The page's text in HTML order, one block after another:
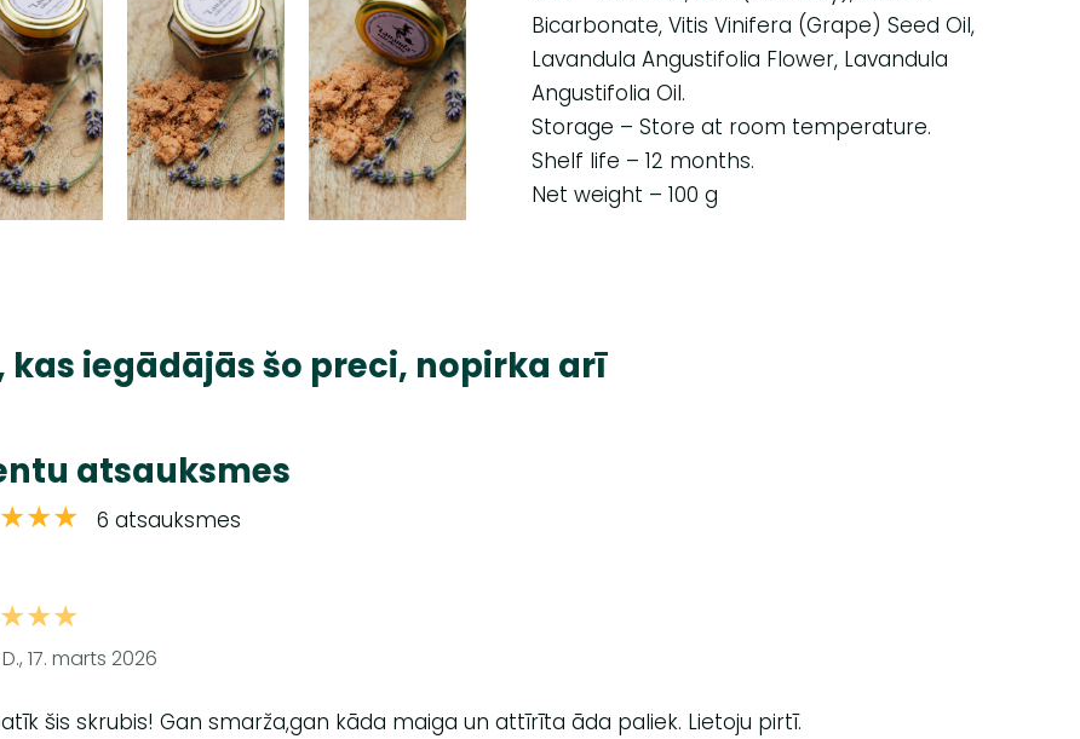
Bicarbonate, Vitis Vinifera (Grape) Seed Oil,
Lavandula Angustifolia Flower, Lavandula
Angustifolia Oil.
Storage – Store at room temperature.
Shelf life – 12 months.
Net weight – 100 g
kas iegādājās šo preci, nopirka arī
atsauksmes
6 atsauksmes
17. marts 2026
šis skrubis! Gan smarža,gan kāda maiga un attīrīta āda paliek. Lietoju pirtī.